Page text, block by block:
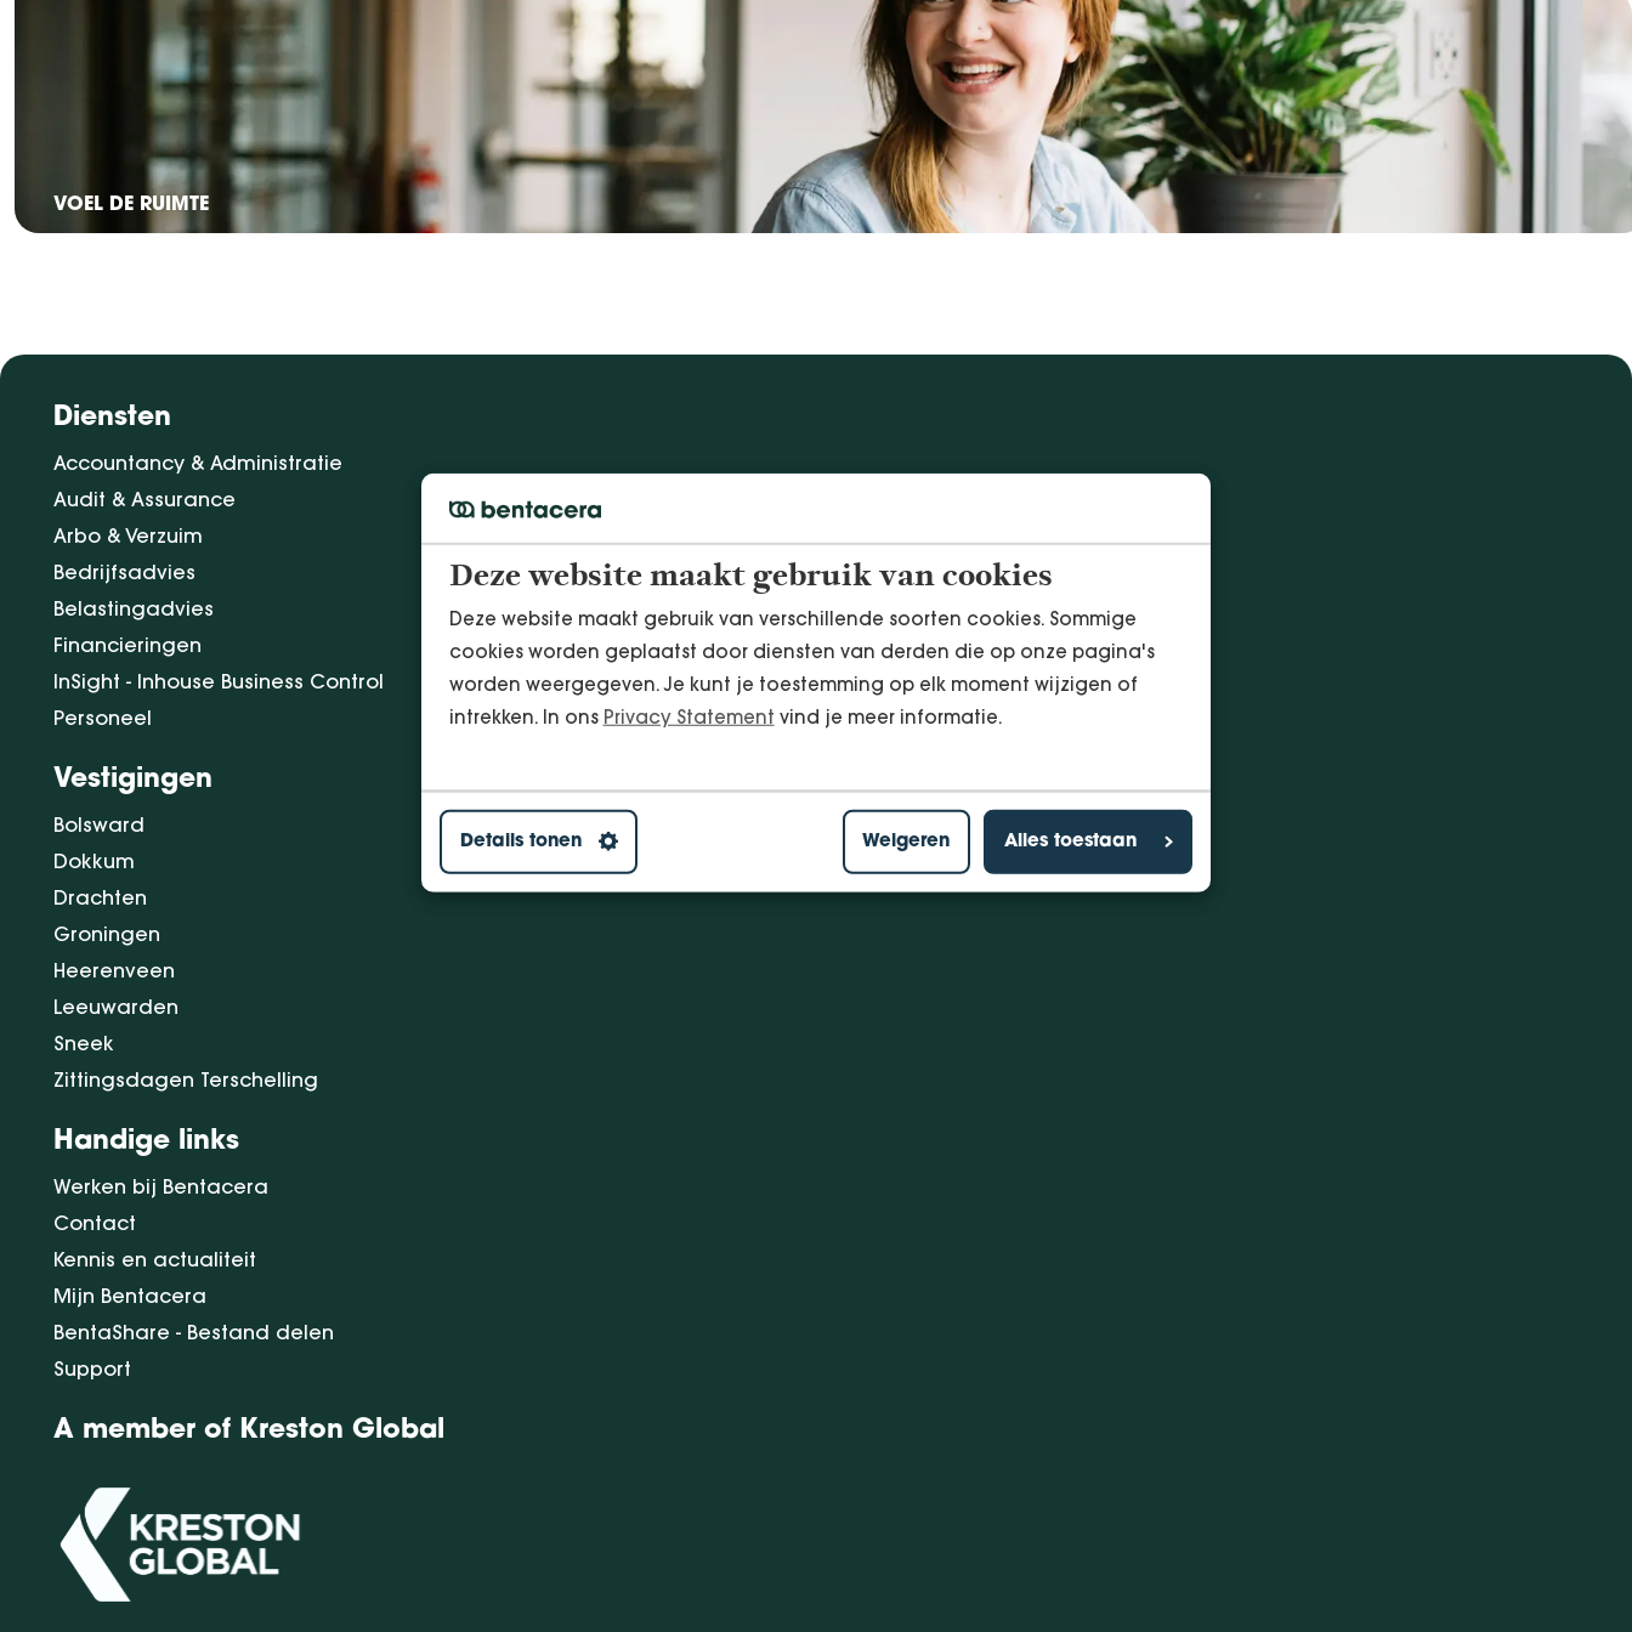
Deze website maakt gebruik van cookies
Deze website maakt gebruik van verschillende soorten cookies. Sommige
cookies worden geplaatst door diensten van derden die op onze pagina's
worden weergegeven. Je kunt je toestemming op elk moment wijzigen of
intrekken. In ons Privacy Statement vind je meer informatie.
Details tonen Weigeren Alles toestaan
VOEL DE RUIMTE
Diensten
Accountancy & Administratie
Audit & Assurance
Arbo & Verzuim
Bedrijfsadvies
Belastingadvies
Financieringen
InSight - Inhouse Business Control
Personeel
Vestigingen
Bolsward
Dokkum
Drachten
Groningen
Heerenveen
Leeuwarden
Sneek
Zittingsdagen Terschelling
Handige links
Werken bij Bentacera
Contact
Kennis en actualiteit
Mijn Bentacera
BentaShare - Bestand delen
Support
A member of Kreston Global